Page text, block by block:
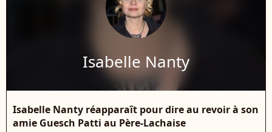
Isabelle Nanty
Isabelle Nanty réapparaît pour dire au revoir à son
amie Guesch Patti au Père-Lachaise